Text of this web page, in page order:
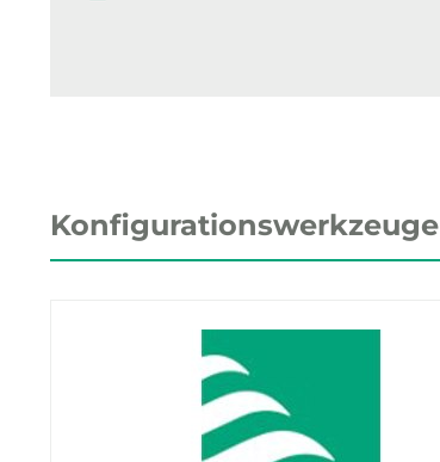
Konfigurationswerkzeuge